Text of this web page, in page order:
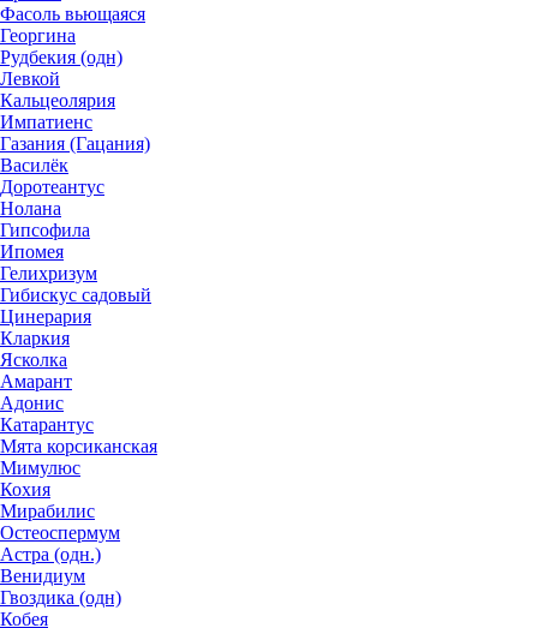
Фасоль вьющаяся
Георгина
Рудбекия (одн)
Левкой
Кальцеолярия
Импатиенс
Газания (Гацания)
Василёк
Доротеантус
Нолана
Гипсофила
Ипомея
Гелихризум
Гибискус садовый
Цинерария
Кларкия
Ясколка
Амарант
Адонис
Катарантус
Мята корсиканская
Мимулюс
Кохия
Мирабилис
Остеоспермум
Астра (одн.)
Венидиум
Гвоздика (одн)
Кобея